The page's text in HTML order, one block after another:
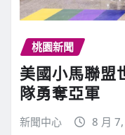
桃園新聞
美國小馬聯盟
隊勇奪亞軍
新聞中心 8 月